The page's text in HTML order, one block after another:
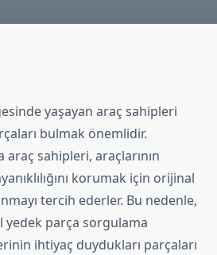
yaşayan araç sahipleri
bulmak önemlidir.
sahipleri, araçlarının
korumak için orijinal
tercih ederler. Bu nedenle,
yedek parça sorgulama
ihtiyaç duydukları parçaları